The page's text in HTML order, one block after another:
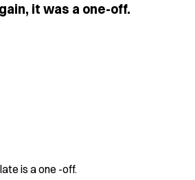
it was a one-off.
is a one -off.